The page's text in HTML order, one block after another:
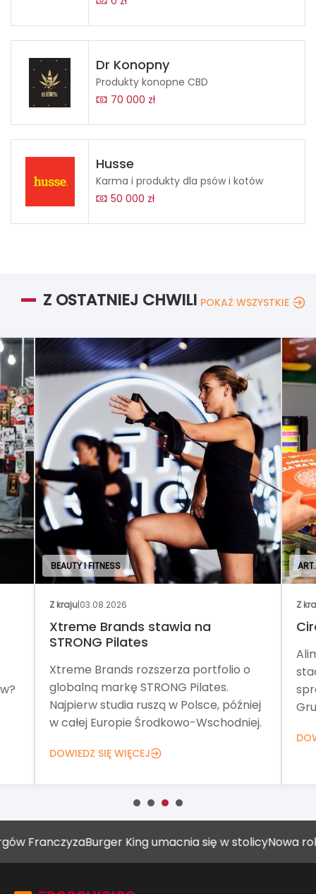
Dr Konopny
Produkty konopne CBD
70 000 zł
Husse
Karma i produkty dla psów i kotów
50 000 zł
Z OSTATNIEJ CHWILI POKAŻ WSZYSTKIE
BEAUTY I FITNESS
Z kraju 03.08.2026
Xtreme Brands stawia na
STRONG Pilates
Xtreme Brands rozszerza portfolio o
globalną markę STRONG Pilates.
Najpierw studia ruszą w Polsce, później
w całej Europie Środkowo-Wschodniej.
DOWIEDZ SIĘ WIĘCEJ
Z
Burger King umacnia się w stolicyNowa rola